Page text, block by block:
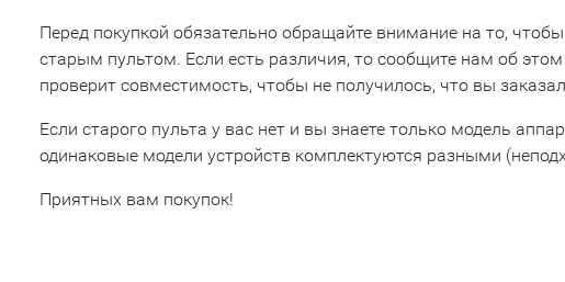
Перед покупкой обязательно обращайте внимание на то,
старым пультом. Если есть различия, то сообщите нам об
проверит совместимость, чтобы не получилось, что вы
Если старого пульта у вас нет и вы знаете только модель
одинаковые модели устройств комплектуются разными
Приятных вам покупок!